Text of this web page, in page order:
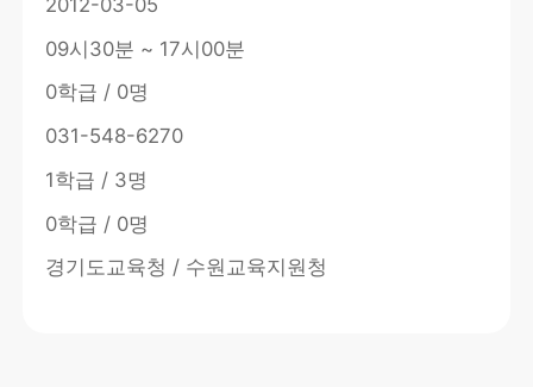
09시30분 ~ 17시00분
0학급 / 0명
031-548-6270
1학급 / 3명
0학급 / 0명
경기도교육청 / 수원교육지원청